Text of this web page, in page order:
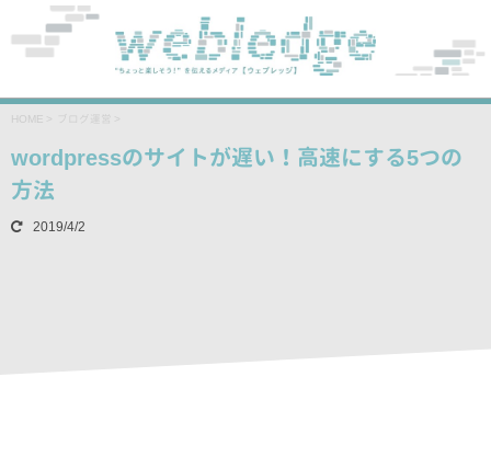
HOME
wordpressのサイトが遅い！高速にする5つの
方法
2019/4/2